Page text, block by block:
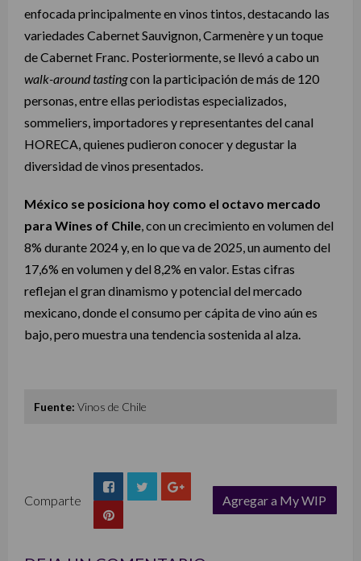
enfocada principalmente en vinos tintos, destacando las
variedades Cabernet Sauvignon, Carmenère y un toque
de Cabernet Franc. Posteriormente, se llevó a cabo un
walk-around tastingcon la participación de más de 120
personas, entre ellas periodistas especializados,
sommeliers, importadores y representantes del canal
HORECA, quienes pudieron conocer y degustar la
diversidad de vinos presentados.
México se posiciona hoy como el octavo mercado
para Wines of Chile , con un crecimiento en volumen del
8% durante 2024 y, en lo que va de 2025, un aumento del
17,6% en volumen y del 8,2% en valor. Estas cifras
reflejan el gran dinamismo y potencial del mercado
mexicano, donde el consumo per cápita de vino aún es
bajo, pero muestra una tendencia sostenida al alza.
Fuente: Vinos de Chile
Comparte
Agregar a My WIP